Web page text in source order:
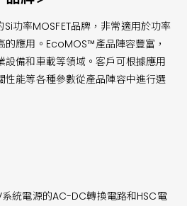
功率MOSFET品牌，非常適用於功率
的應用。EcoMOS™產品陣容豐富，
設備和車載等領域。客戶可根據應用
性能等各種參數從產品陣容中進行選
統電源的AC-DC轉換電路和HSC電